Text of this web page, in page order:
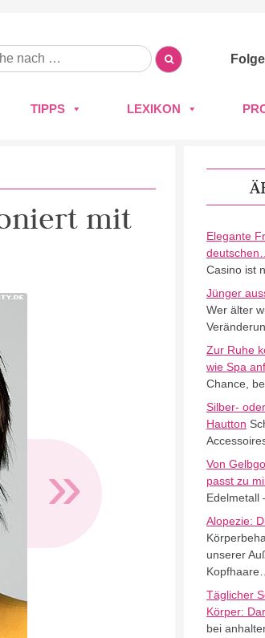
TIPPS LEXIKON
mit
»
Elegante
deutschen…
Casino ist
Jünger
Wer älter
Zur Ruhe
wie Spa
Chance,
Silber-
Hautton
Von
passt zu
Edelmetall
Alopezie:
unserer
Kopfhaare…
Täglicher
Körper:
bei